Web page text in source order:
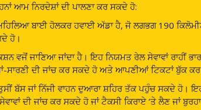
ਆਮ ਨਿਰਦੇਸ਼ਾਂ ਦੀ ਪਾਲਣਾ ਕਰ ਸਕਦੇ ਹੋ:
ਬਾਈ ਹੋਲਕਰ ਹਵਾਈ ਅੱਡਾ ਹੈ, ਜੋ ਲਗਭਗ 190
ਹੋ।
ਵਜੋਂ ਜਾਣਿਆ ਜਾਂਦਾ ਹੈ। ਇਹ ਨਿਯਮਤ ਰੇਲ ਸੇਵਾਵਾਂ ਰਾਹੀਂ
ਦੀ ਜਾਂਚ ਕਰ ਸਕਦੇ ਹੋ ਅਤੇ ਆਪਣੀਆਂ ਟਿਕਟਾਂ ਬੁੱਕ
ਬੱਸ ਜਾਂ ਨਿੱਜੀ ਵਾਹਨ ਦੁਆਰਾ ਸ਼ਹਿਰ ਤੱਕ ਪਹੁੰਚ ਸਕਦੇ ਹੋ।
ਦੀ ਜਾਂਚ ਕਰ ਸਕਦੇ ਹੋ ਜਾਂ ਟੈਕਸੀ ਕਿਰਾਏ ‘ਤੇ ਲੈਣ ਜਾਂ